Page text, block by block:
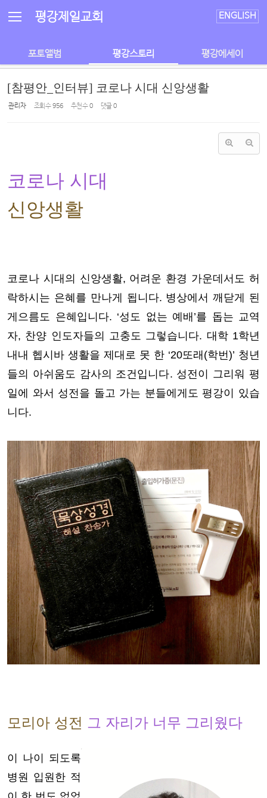
평강제일교회 ENGLISH
포토앨범 평강스토리 평강에세이
[참평안_인터뷰] 코로나 시대 신앙생활
관리자 조회 수956 추천 수0 댓글0
코로나 시대
신앙생활
코로나 시대의 신앙생활, 어려운 환경 가운데서도 허
락하시는 은혜를 만나게 됩니다. 병상에서 깨닫게 된
게으름도 은혜입니다. ‘성도 없는 예배’를 돕는 교역
자, 찬양 인도자들의 고충도 그렇습니다. 대학 1학년
내내 헵시바 생활을 제대로 못 한 ‘20또래(학번)’ 청년
들의 아쉬움도 감사의 조건입니다. 성전이 그리워 평
일에 와서 성전을 돌고 가는 분들에게도 평강이 있습
니다.
모리아 성전 그 자리가 너무 그리웠다
이 나이 되도록
병원 입원한 적